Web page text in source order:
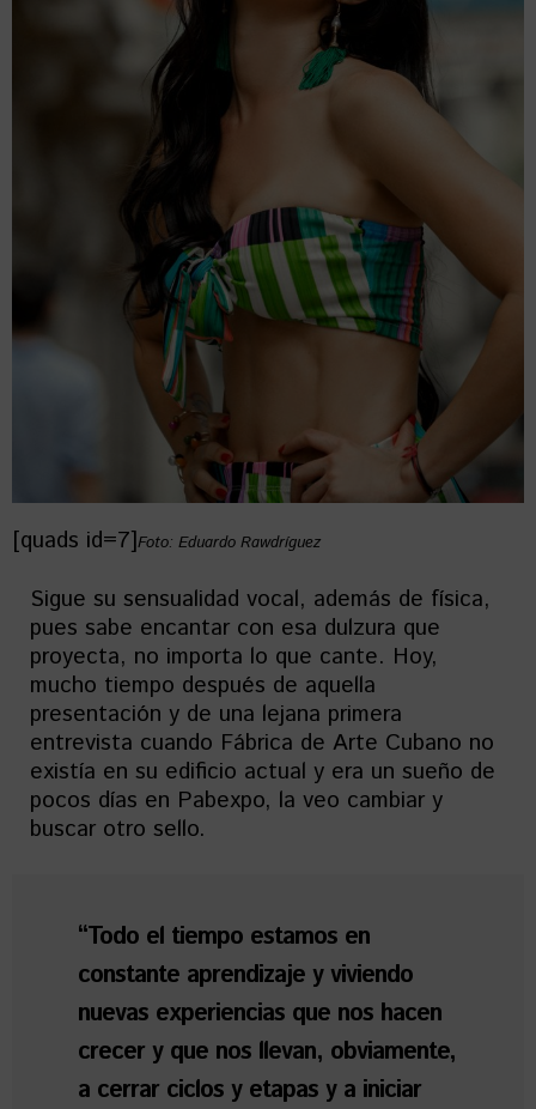
[quads id=7]Foto: Eduardo Rawdríguez
Sigue su sensualidad vocal, además de física,
pues sabe encantar con esa dulzura que
proyecta, no importa lo que cante. Hoy,
mucho tiempo después de aquella
presentación y de una lejana primera
entrevista cuando Fábrica de Arte Cubano no
existía en su edificio actual y era un sueño de
pocos días en Pabexpo, la veo cambiar y
buscar otro sello.
“Todo el tiempo estamos en
constante aprendizaje y viviendo
nuevas experiencias que nos hacen
crecer y que nos llevan, obviamente,
a cerrar ciclos y etapas y a iniciar